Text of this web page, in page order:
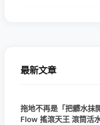
最新文章
拖地不再是「把髒水抹
Flow 搖滾天王 滾筒活